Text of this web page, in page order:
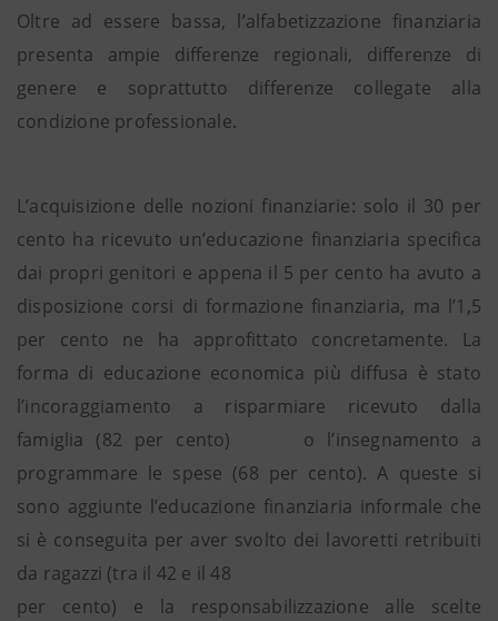
Oltre ad essere bassa, l’alfabetizzazione finanziaria
presenta ampie differenze regionali, differenze di
genere e soprattutto differenze collegate alla
condizione professionale.
L’acquisizione delle nozioni finanziarie: solo il 30 per
cento ha ricevuto un’educazione finanziaria specifica
dai propri genitori e appena il 5 per cento ha avuto a
disposizione corsi di formazione finanziaria, ma l’1,5
per cento ne ha approfittato concretamente. La
forma di educazione economica più diffusa è stato
l’incoraggiamento a risparmiare ricevuto dalla
famiglia (82 per cento) o l’insegnamento a
programmare le spese (68 per cento). A queste si
sono aggiunte l’educazione finanziaria informale che
si è conseguita per aver svolto dei lavoretti retribuiti
da ragazzi (tra il 42 e il 48
per cento) e la responsabilizzazione alle scelte